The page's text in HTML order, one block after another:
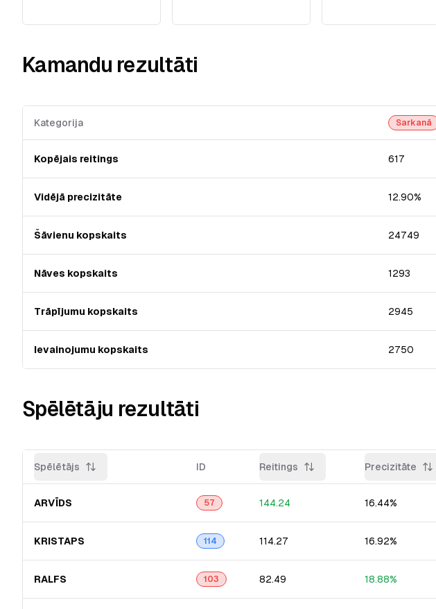
Kamandu rezultāti
Kategorija Sarkanā
Kopējais reitings 617
Vidējā precizitāte 12.90%
Šāvienu kopskaits 24749
Nāves kopskaits 1293
Trāpījumu kopskaits 2945
Ievainojumu kopskaits 2750
Spēlētāju rezultāti
Spēlētājs ID Reitings Precizitāte
ARVĪDS 57 144.24 16.44%
KRISTAPS 114 114.27 16.92%
RALFS 103 82.49 18.88%